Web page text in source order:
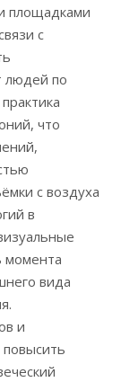
площадками
с
людей по
что
с воздуха
в
момента
вида
и